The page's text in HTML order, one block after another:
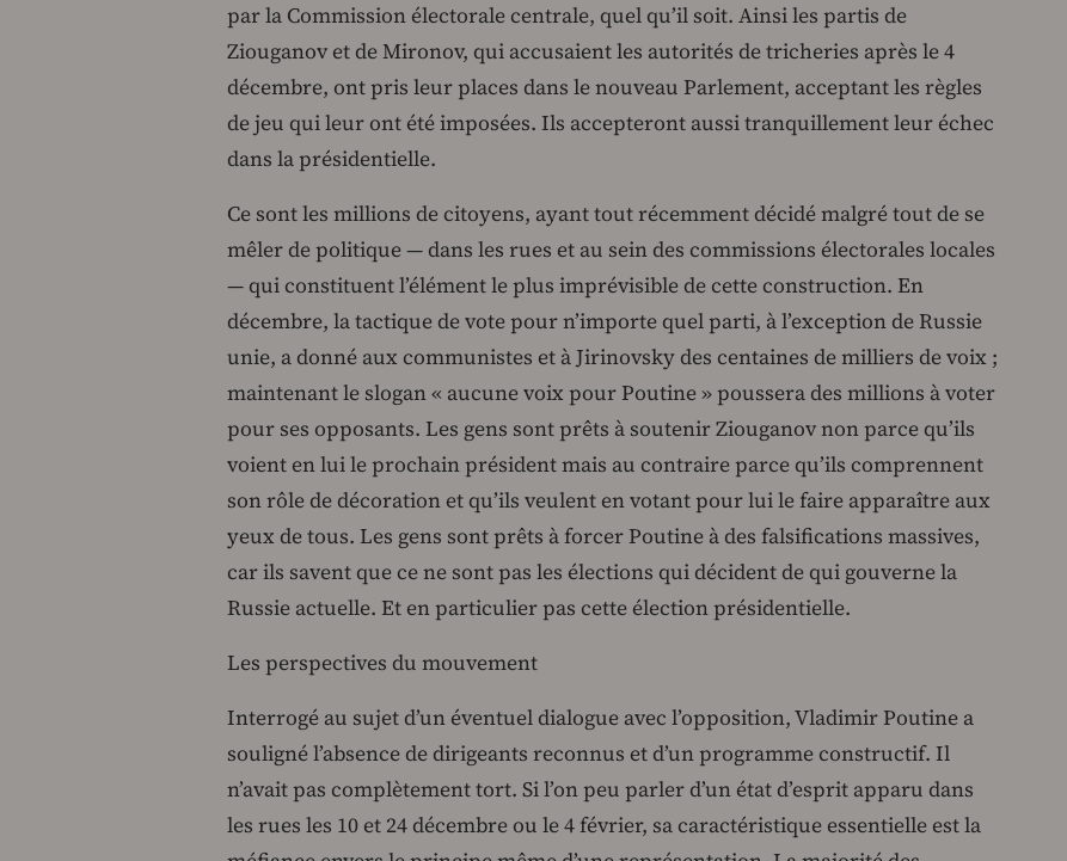
par la Commission électorale centrale, quel qu’il soit. Ainsi les partis de
Ziouganov et de Mironov, qui accusaient les autorités de tricheries après le 4
décembre, ont pris leur places dans le nouveau Parlement, acceptant les règles
de jeu qui leur ont été imposées. Ils accepteront aussi tranquillement leur échec
dans la présidentielle.
Ce sont les millions de citoyens, ayant tout récemment décidé malgré tout de se
mêler de politique — dans les rues et au sein des commissions électorales locales
— qui constituent l’élément le plus imprévisible de cette construction. En
décembre, la tactique de vote pour n’importe quel parti, à l’exception de Russie
unie, a donné aux communistes et à Jirinovsky des centaines de milliers de voix ;
maintenant le slogan « aucune voix pour Poutine » poussera des millions à voter
pour ses opposants. Les gens sont prêts à soutenir Ziouganov non parce qu’ils
voient en lui le prochain président mais au contraire parce qu’ils comprennent
son rôle de décoration et qu’ils veulent en votant pour lui le faire apparaître aux
yeux de tous. Les gens sont prêts à forcer Poutine à des falsifications massives,
car ils savent que ce ne sont pas les élections qui décident de qui gouverne la
Russie actuelle. Et en particulier pas cette élection présidentielle.
Les perspectives du mouvement
Interrogé au sujet d’un éventuel dialogue avec l’opposition, Vladimir Poutine a
souligné l’absence de dirigeants reconnus et d’un programme constructif. Il
n’avait pas complètement tort. Si l’on peu parler d’un état d’esprit apparu dans
les rues les 10 et 24 décembre ou le 4 février, sa caractéristique essentielle est la